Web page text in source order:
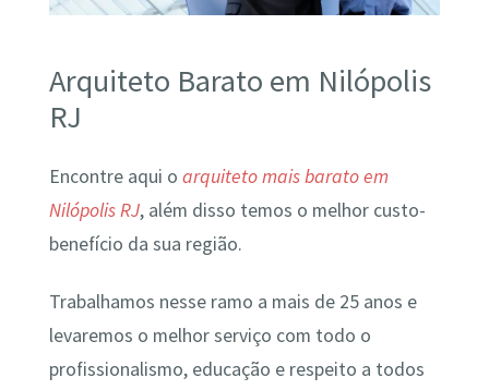
Arquiteto Barato em Nilópolis
RJ
Encontre aqui o arquiteto mais barato em
Nilópolis RJ, além disso temos o melhor custo-
benefício da sua região.
Trabalhamos nesse ramo a mais de 25 anos e
levaremos o melhor serviço com todo o
profissionalismo, educação e respeito a todos